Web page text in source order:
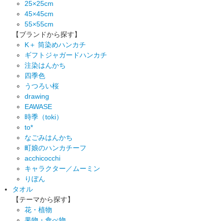
25×25cm
45×45cm
55×55cm
【ブランドから探す】
K＋ 筒染めハンカチ
ギフトジャガードハンカチ
注染はんかち
四季色
うつろい桜
drawing
EAWASE
時季（toki）
to*
なごみはんかち
町娘のハンカチーフ
acchicocchi
キャラクター／ムーミン
りぼん
タオル
【テーマから探す】
花・植物